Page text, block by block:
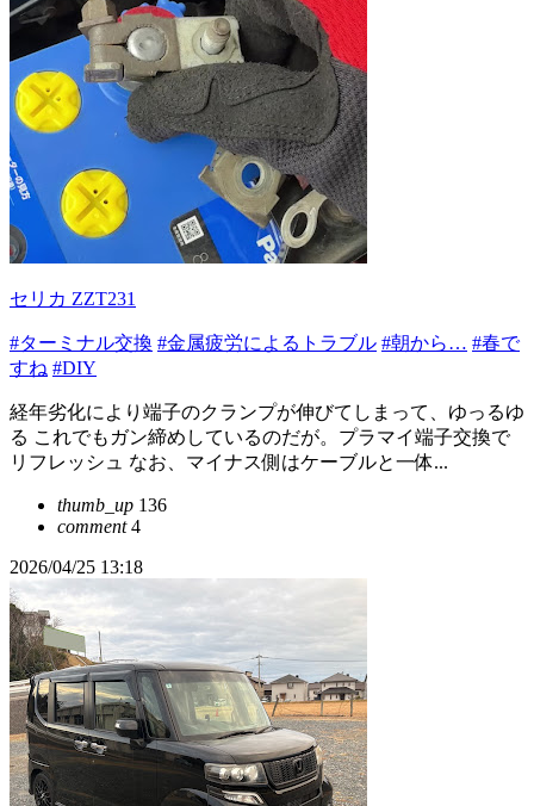
セリカ ZZT231
#ターミナル交換 #金属疲労によるトラブル #朝から… #春で
すね #DIY
経年劣化により端子のクランプが伸びてしまって、ゆっるゆ
る これでもガン締めしているのだが。プラマイ端子交換で
リフレッシュ なお、マイナス側はケーブルと一体...
thumb_up 136
comment4
2026/04/25 13:18